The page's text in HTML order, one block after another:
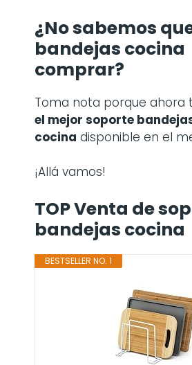
¿No sabemos
bandejas cocina
comprar?
Toma nota porque ahora
el mejor soporte
cocina disponible en el
¡Allá vamos!
TOP Venta de
bandejas cocina
BESTSELLER NO. 1